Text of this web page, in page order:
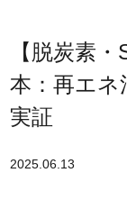
【脱炭素
本：再エネ
実証
2025.06.13